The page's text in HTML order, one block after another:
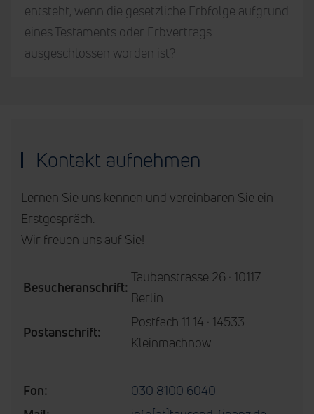
entsteht, wenn die gesetzliche Erbfolge aufgrund
eines Testaments oder Erbvertrags
ausgeschlossen worden ist?
Kontakt aufnehmen
Lernen Sie uns kennen und vereinbaren Sie ein
Erstgespräch.
Wir freuen uns auf Sie!
Besucheranschrift:
Taubenstrasse 26 · 10117
Berlin
Postanschrift:
Postfach 11 14 · 14533
Kleinmachnow
Fon:
030 8100 6040